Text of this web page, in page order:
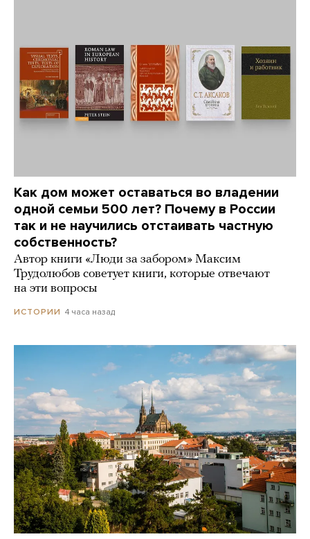
Как дом может оставаться во владении
одной семьи 500 лет? Почему в России
так и не научились отстаивать частную
собственность?
Автор книги «Люди за забором» Максим
Трудолюбов советует книги, которые отвечают
на эти вопросы
ИСТОРИИ 4 часа назад